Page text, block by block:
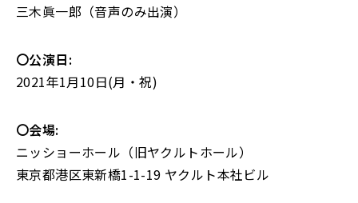
三木眞一郎（音声のみ出演）
〇公演日:
2021年1月10日(月・祝)
〇会場:
ニッショーホール（旧ヤクルトホール）
東京都港区東新橋1-1-19 ヤクルト本社ビル